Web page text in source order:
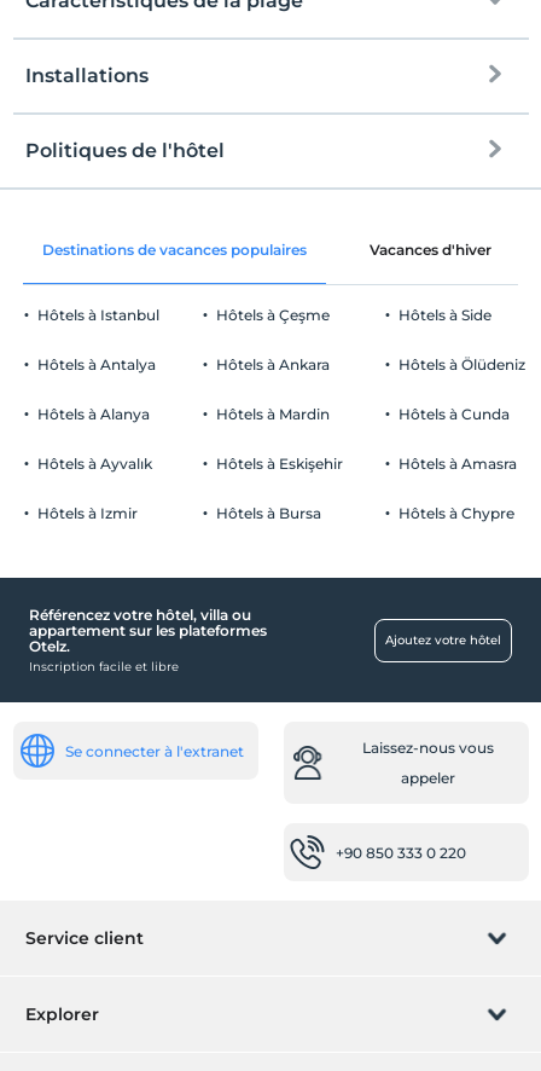
plage publique
plage de sable
mer peu profonde sur le rivage
Installations
Espaces communs et certaines chambres
Parking
Libérer Parking public
Piscine
pièces
Transport
Politiques de l'hôtel
enregistrement
Vérifier
Avant 12:00
animaux
Les bébés de moins de 2 ne sont pas facturés
Destinations de vacances populaires Vacances d'hiver
Hôtels à Istanbul
Hôtels à Antalya
Hôtels à Alanya
Hôtels à Ayvalık
Hôtels à Izmir
Hôtels à Çeşme
Hôtels à Ankara
Hôtels à Mardin
Hôtels à Eskişehir
Hôtels à Bursa
Hôtels à Side
Hôtels à Ölüdeniz
Hôtels à Cunda
Hôtels à Amasra
Hôtels à Chypre
Référencez votre hôtel, villa ou
appartement sur les plateformes
Otelz.
Inscription facile et libre
Ajoutez votre hôtel
Se connecter à l'extranet
Laissez-nous vous
appeler
+90 850 333 0 220
Service client
Gérer la réservation
Explorer